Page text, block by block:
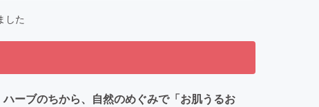
した
ーブのちから、自然のめぐみで「お肌うるお